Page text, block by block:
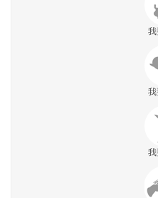
我
我
我